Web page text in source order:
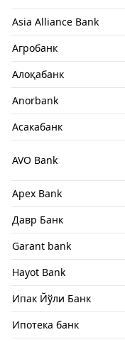
Asia Alliance Bank
Агробанк
Алоқабанк
Anorbank
Асакабанк
AVO Bank
Apex Bank
Давр Банк
Garant bank
Hayot Bank
Ипак Йўли Банк
Ипотека банк